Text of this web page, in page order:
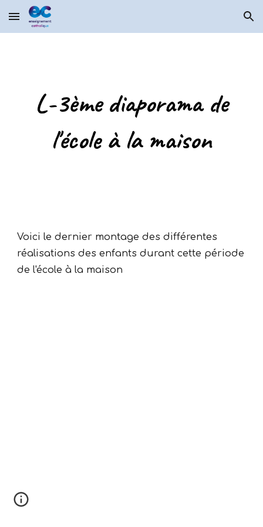
Skip to main content Skip to navigation
L-3ème diaporama de
l'école à la maison
Voici le dernier montage des différentes
réalisations des enfants durant cette période
de l'école à la maison